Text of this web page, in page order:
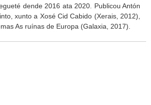
dende 2016 ata 2020. Publicou Antón
xunto a Xosé Cid Cabido (Xerais, 2012),
As ruínas de Europa (Galaxia, 2017).